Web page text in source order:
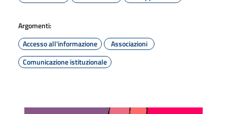
Argomenti:
Accesso all'informazione
Associazioni
Comunicazione istituzionale